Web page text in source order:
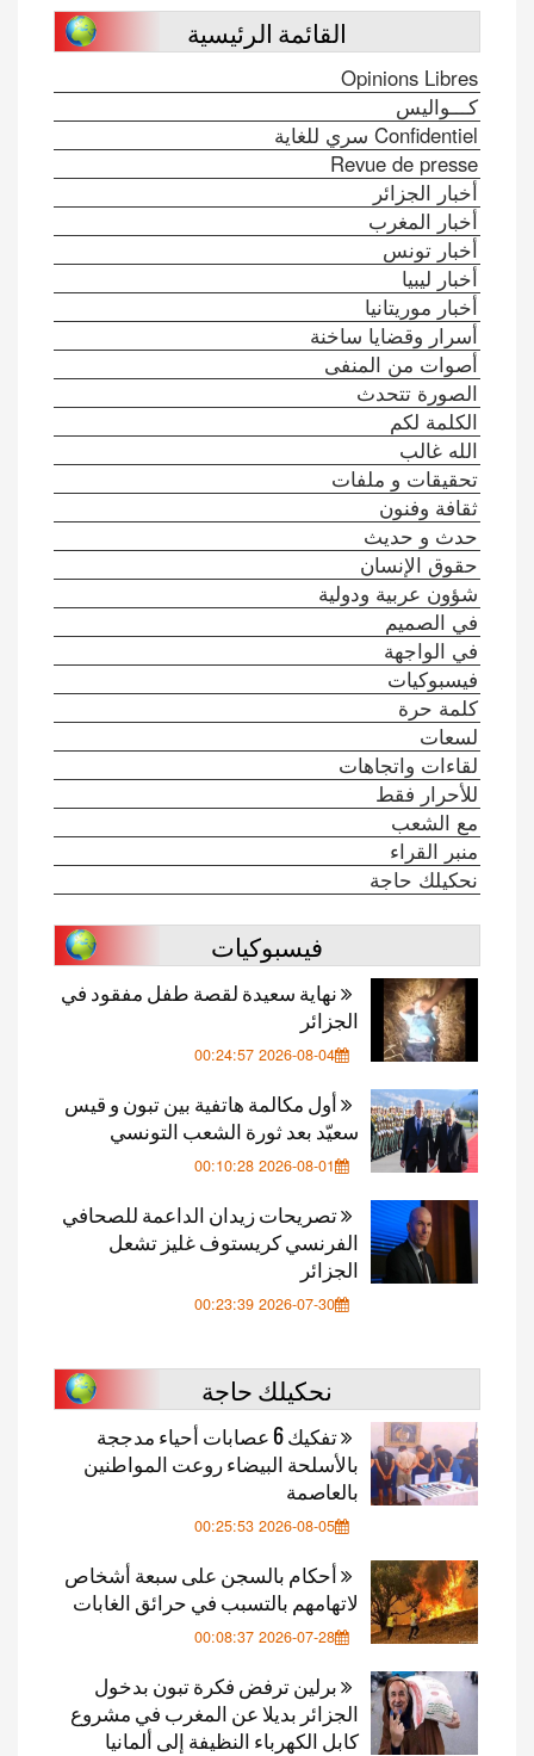
القائمة الرئيسية
Opinions Libres
كـــواليس
Confidentiel سري للغاية
Revue de presse
أخبار الجزائر
أخبار المغرب
أخبار تونس
أخبار ليبيا
أخبار موريتانيا
أسرار وقضايا ساخنة
أصوات من المنفى
الصورة تتحدث
الكلمة لكم
الله غالب
تحقيقات و ملفات
ثقافة وفنون
حدث و حديث
حقوق الإنسان
شؤون عربية ودولية
في الصميم
في الواجهة
فيسبوكيات
كلمة حرة
لسعات
لقاءات واتجاهات
للأحرار فقط
مع الشعب
منبر القراء
نحكيلك حاجة
فيسبوكيات
نهاية سعيدة لقصة طفل مفقود في
الجزائر
2026-08-04 00:24:57
أول مكالمة هاتفية بين تبون و قيس
سعيّد بعد ثورة الشعب التونسي
2026-08-01 00:10:28
تصريحات زيدان الداعمة للصحافي
الفرنسي كريستوف غليز تشعل
الجزائر
2026-07-30 00:23:39
نحكيلك حاجة
تفكيك 6 عصابات أحياء مدججة
بالأسلحة البيضاء روعت المواطنين
بالعاصمة
2026-08-05 00:25:53
أحكام بالسجن على سبعة أشخاص
لاتهامهم بالتسبب في حرائق الغابات
2026-07-28 00:08:37
برلين ترفض فكرة تبون بدخول
الجزائر بديلا عن المغرب في مشروع
كابل الكهرباء النظيفة إلى ألمانيا